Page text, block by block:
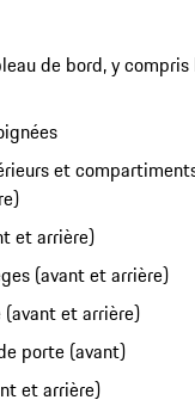
de bord, y
et
et arrière)
(avant et arrière)
et arrière)
porte (avant)
et arrière)